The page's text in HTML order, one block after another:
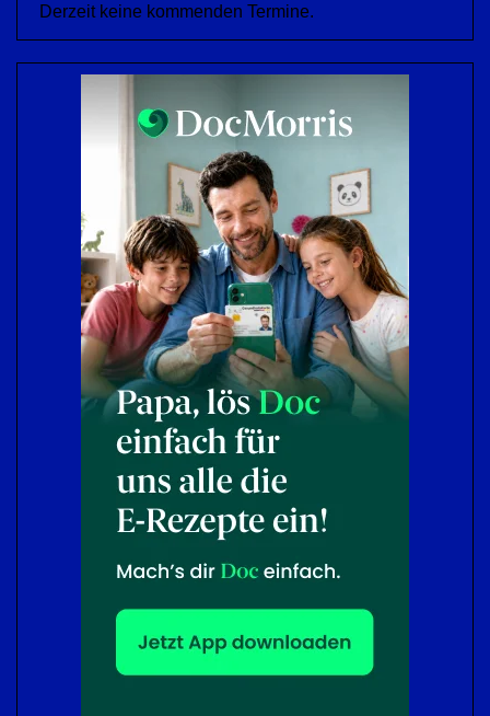
Derzeit keine kommenden Termine.